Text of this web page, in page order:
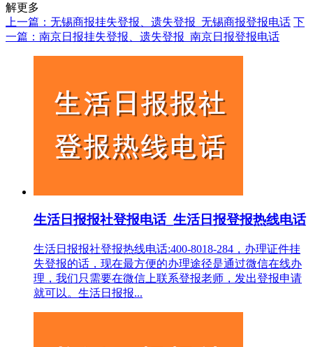
解更多
上一篇：无锡商报挂失登报、遗失登报_无锡商报登报电话 下
一篇：南京日报挂失登报、遗失登报_南京日报登报电话
生活日报报社登报电话_生活日报登报热线电话
生活日报报社登报热线电话:400-8018-284，办理证件挂
失登报的话，现在最方便的办理途径是通过微信在线办
理，我们只需要在微信上联系登报老师，发出登报申请
就可以。生活日报报...